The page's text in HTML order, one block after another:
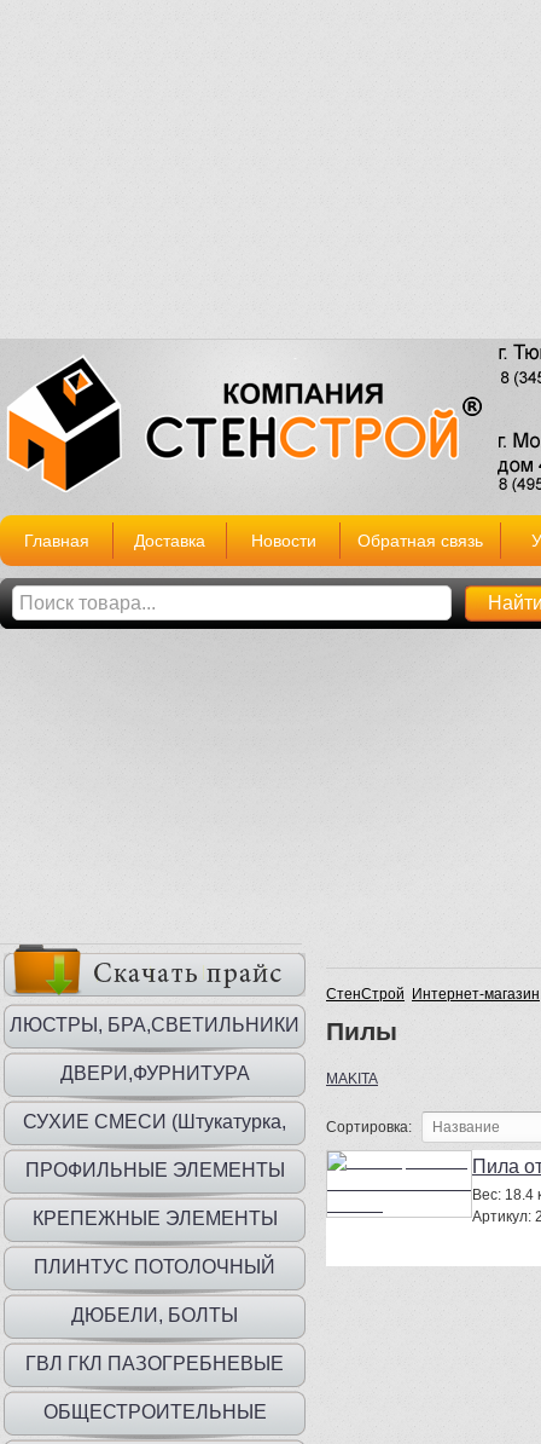
Главная Доставка Новости Обратная связь
ЛЮСТРЫ, БРА,СВЕТИЛЬНИКИ
ДВЕРИ,ФУРНИТУРА
СУХИЕ СМЕСИ (Штукатурка,
шпаклевка, клей)
ПРОФИЛЬНЫЕ ЭЛЕМЕНТЫ
КРЕПЕЖНЫЕ ЭЛЕМЕНТЫ
ПЛИНТУС ПОТОЛОЧНЫЙ
ДЮБЕЛИ, БОЛТЫ
ГВЛ ГКЛ ПАЗОГРЕБНЕВЫЕ
ПЛИТЫ
ОБЩЕСТРОИТЕЛЬНЫЕ
СтенСтрой Интернет-магазин
Пилы
MAKITA
Сортировка:
Пила
Вес: 18.4
Артикул: